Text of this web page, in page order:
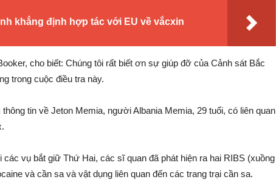
khẳng định hợp tác với EU về vắcxin
cho biết: Chúng tôi rất biết ơn sự giúp đỡ của Cảnh sát Bắc
trong cuộc điều tra này.
tin về Jeton Memia, người Albania Memia, 29 tuổi, có liên quan
vụ bắt giữ Thứ Hai, các sĩ quan đã phát hiện ra hai RIBS (xuồng
và cần sa và vật dụng liên quan đến các trang trại cần sa.